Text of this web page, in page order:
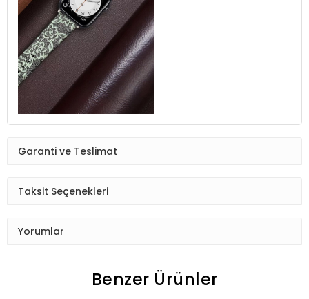
Garanti ve Teslimat
Taksit Seçenekleri
Yorumlar
Benzer Ürünler